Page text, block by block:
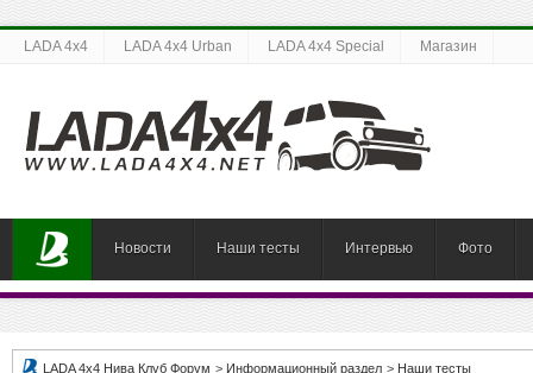
LADA 4x4 LADA 4x4 Urban LADA 4x4 Special Магазин
Новости Наши тесты Интервью Фото
LADA 4x4 Нива Клуб Форум > Информационный раздел > Наши тесты